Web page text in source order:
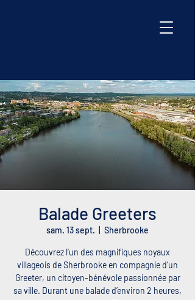
Balade Greeters
sam. 13 sept. Sherbrooke
Découvrez l’un des magnifiques noyaux
villageois de Sherbrooke en compagnie d’un
Greeter, un citoyen-bénévole passionnée par
sa ville. Durant une balade d’environ 2 heures,